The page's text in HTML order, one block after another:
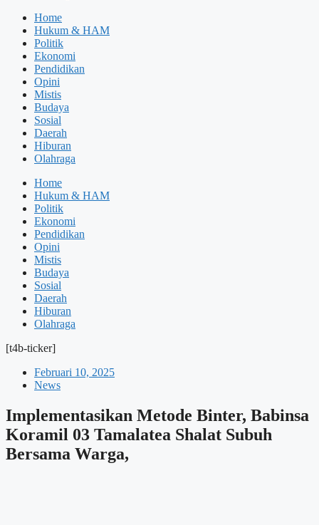
Home
Hukum & HAM
Politik
Ekonomi
Pendidikan
Opini
Mistis
Budaya
Sosial
Daerah
Hiburan
Olahraga
Home
Hukum & HAM
Politik
Ekonomi
Pendidikan
Opini
Mistis
Budaya
Sosial
Daerah
Hiburan
Olahraga
[t4b-ticker]
Februari 10, 2025
News
Implementasikan Metode Binter, Babinsa
Koramil 03 Tamalatea Shalat Subuh
Bersama Warga,